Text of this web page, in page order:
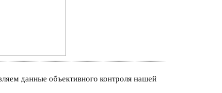
данные объективного контроля нашей